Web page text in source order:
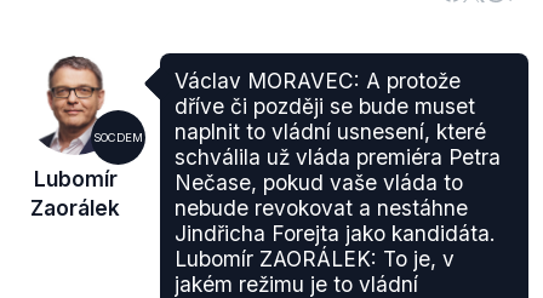
Že anexe Krymu bylo porušením mezinárodního
Mezinárodní advokátní asociace(International Bar
Association -IBA), která poukazuje zejména na
porušení 2. článku Charty OSN, který zapovídá
použití síly proti teritoriální integritě jiných států.
University of Cambridge publikovala text, ve kterém
rozebírá, za jakých podmínek může být odtržení
části území v souladu s mezinárodním právem (tj.
nebyl by porušen princip teritoriální integrity), a proč
SOCDEM
Lubomír
Zaorálek
Václav MORAVEC: A protože
dříve či později se bude muset
naplnit to vládní usnesení, které
schválila už vláda premiéra Petra
Nečase, pokud vaše vláda to
nebude revokovat a nestáhne
Jindřicha Forejta jako kandidáta.
Lubomír ZAORÁLEK: To je, v
jakém režimu je to vládní